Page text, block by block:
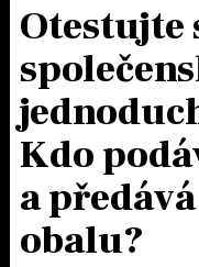
ČLÁNKY
AKTUÁLNĚ
HUDBA
ROZHOVORY
#NEBUDUDOMA
PODCASTY
JAK NALADIT
RÁDIO
APLIKACE
Otestujte
Kdo
a
obalu?